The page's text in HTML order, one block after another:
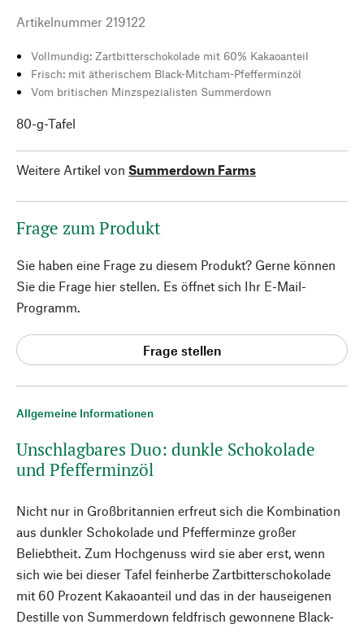
Allgemeine Informationen
Unschlagbares Duo: dunkle Schokolade
und Pfefferminzöl
Nicht nur in Großbritannien erfreut sich die Kombination
aus dunkler Schokolade und Pfefferminze großer
Beliebtheit. Zum Hochgenuss wird sie aber erst, wenn
sich wie bei dieser Tafel feinherbe Zartbitterschokolade
mit 60 Prozent Kakaoanteil und das in der hauseigenen
Destille von Summerdown feldfrisch gewonnene Black-
Artikelnummer 219122
Vollmundig: Zartbitterschokolade mit 60% Kakaoanteil
Frisch: mit ätherischem Black-Mitcham-Pfefferminzöl
Vom britischen Minzspezialisten Summerdown
80-g-Tafel
Weitere Artikel von Summerdown Farms
Frage zum Produkt
Sie haben eine Frage zu diesem Produkt? Gerne können
Sie die Frage hier stellen. Es öffnet sich Ihr E-Mail-
Programm.
Frage stellen